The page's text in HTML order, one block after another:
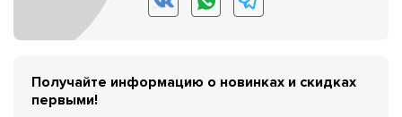
Получайте информацию о новинках и скидках
первыми!